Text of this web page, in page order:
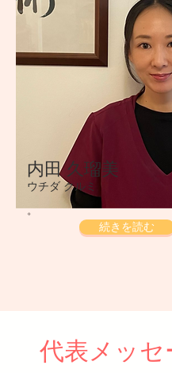
​内田 久瑠美
ウチダ クルミ
。
続きを読む
代表メッセ